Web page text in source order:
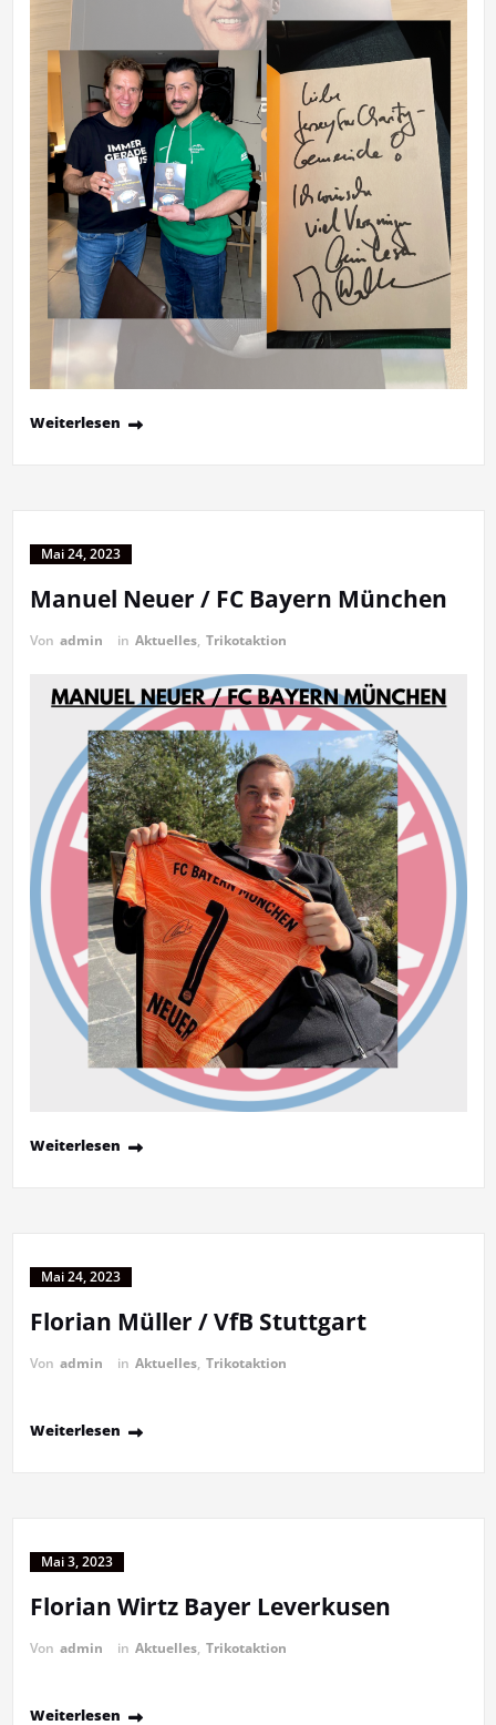
Weiterlesen
Mai 24, 2023
Manuel Neuer / FC Bayern München
Von admin in Aktuelles, Trikotaktion
Weiterlesen
Mai 24, 2023
Florian Müller / VfB Stuttgart
Von admin in Aktuelles, Trikotaktion
Weiterlesen
Mai 3, 2023
Florian Wirtz Bayer Leverkusen
Von admin in Aktuelles, Trikotaktion
Weiterlesen